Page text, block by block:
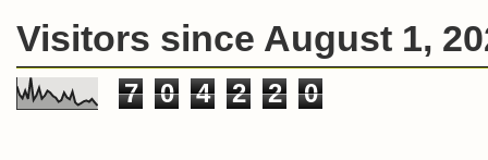
Visitors since August 1,
7 0 4 2 2 0